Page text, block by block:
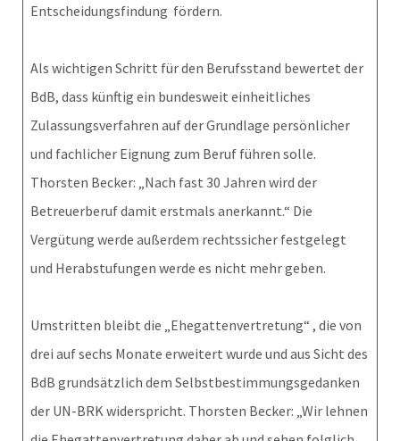
Entscheidungsfindung fördern.
Als wichtigen Schritt für den Berufsstand bewertet der
BdB, dass künftig ein bundesweit einheitliches
Zulassungsverfahren auf der Grundlage persönlicher
und fachlicher Eignung zum Beruf führen solle.
Thorsten Becker: „Nach fast 30 Jahren wird der
Betreuerberuf damit erstmals anerkannt.“ Die
Vergütung werde außerdem rechtssicher festgelegt
und Herabstufungen werde es nicht mehr geben.
Umstritten bleibt die „Ehegattenvertretung“ , die von
drei auf sechs Monate erweitert wurde und aus Sicht des
BdB grundsätzlich dem Selbstbestimmungsgedanken
der UN-BRK widerspricht. Thorsten Becker: „Wir lehnen